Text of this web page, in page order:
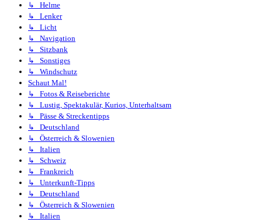
↳ Helme
↳ Lenker
↳ Licht
↳ Navigation
↳ Sitzbank
↳ Sonstiges
↳ Windschutz
Schaut Mal!
↳ Fotos & Reiseberichte
↳ Lustig, Spektakulär, Kurios, Unterhaltsam
↳ Pässe & Streckentipps
↳ Deutschland
↳ Österreich & Slowenien
↳ Italien
↳ Schweiz
↳ Frankreich
↳ Unterkunft-Tipps
↳ Deutschland
↳ Österreich & Slowenien
↳ Italien